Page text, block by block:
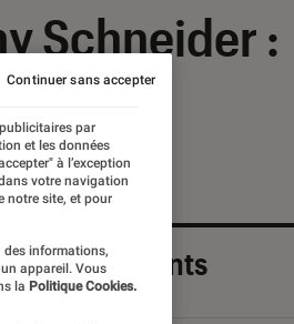
Schneider :
Les plus récents
par
et les données
à l’exception
votre navigation
notre site, et pour
informations,
appareil. Vous
la Politique Cookies.
Continuer sans accepter